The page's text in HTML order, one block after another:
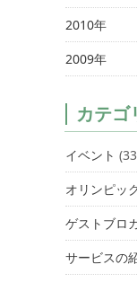
2010年
2009年
カテゴ
イベント
オリンピッ
ゲストブロ
サービスの